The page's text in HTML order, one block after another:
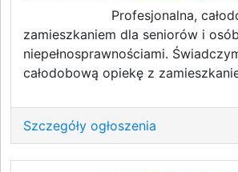
Profesjonalna,
zamieszkaniem dla seniorów i
niepełnosprawnościami.
całodobową opiekę z
Szczegóły ogłoszenia